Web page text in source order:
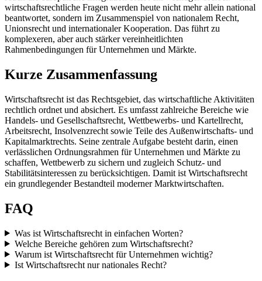
wirtschaftsrechtliche Fragen werden heute nicht mehr allein national
beantwortet, sondern im Zusammenspiel von nationalem Recht,
Unionsrecht und internationaler Kooperation. Das führt zu
komplexeren, aber auch stärker vereinheitlichten
Rahmenbedingungen für Unternehmen und Märkte.
Kurze Zusammenfassung
Wirtschaftsrecht ist das Rechtsgebiet, das wirtschaftliche Aktivitäten
rechtlich ordnet und absichert. Es umfasst zahlreiche Bereiche wie
Handels- und Gesellschaftsrecht, Wettbewerbs- und Kartellrecht,
Arbeitsrecht, Insolvenzrecht sowie Teile des Außenwirtschafts- und
Kapitalmarktrechts. Seine zentrale Aufgabe besteht darin, einen
verlässlichen Ordnungsrahmen für Unternehmen und Märkte zu
schaffen, Wettbewerb zu sichern und zugleich Schutz- und
Stabilitätsinteressen zu berücksichtigen. Damit ist Wirtschaftsrecht
ein grundlegender Bestandteil moderner Marktwirtschaften.
FAQ
Was ist Wirtschaftsrecht in einfachen Worten?
Welche Bereiche gehören zum Wirtschaftsrecht?
Warum ist Wirtschaftsrecht für Unternehmen wichtig?
Ist Wirtschaftsrecht nur nationales Recht?